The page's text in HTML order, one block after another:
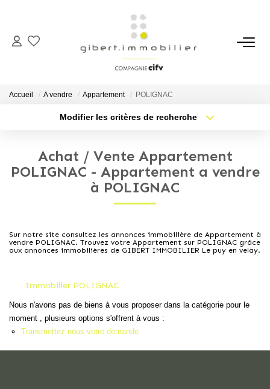
ACHETER
Maisons
Parkings
Immeubles
Terrains
LOUER
Locaux Professionnels
Maisons
Dossier De Candidature
Accueil A vendre Appartement POLIGNAC
Modifier les critères de recherche
Sélectionnez...
Type de bien
Nb pièces min.
Achat / Vente Appartement
POLIGNAC - Appartement a vendre
à POLIGNAC
Sur notre site consultez les annonces immobilière de Appartement à
vendre POLIGNAC. Trouvez votre Appartement sur POLIGNAC grâce
aux annonces immobilières de GIBERT IMMOBILIER Le puy en velay.
Immobilier POLIGNAC
Nous n'avons pas de biens à vous proposer dans la catégorie pour le
moment , plusieurs options s'offrent à vous :
Transmettez-nous votre demande